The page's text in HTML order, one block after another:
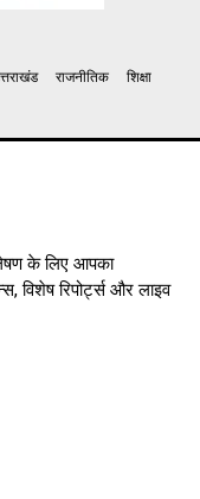
राजनीतिक
शिक्षा
के लिए आपका
विशेष रिपोर्ट्स और लाइव